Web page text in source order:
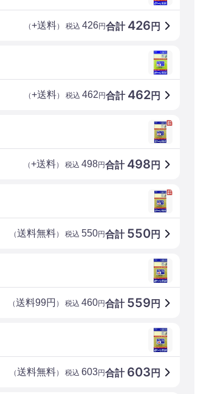
合計 426 円
（+送料） 税込 426円
合計 462円
（+送料） 税込 462円
合計 498 円
（+送料） 税込 498円
合計 550円
（送料無料） 税込 550円
合計 559 円
（送料99円 ） 税込 460円
合計 603 円
（送料無料） 税込 603円